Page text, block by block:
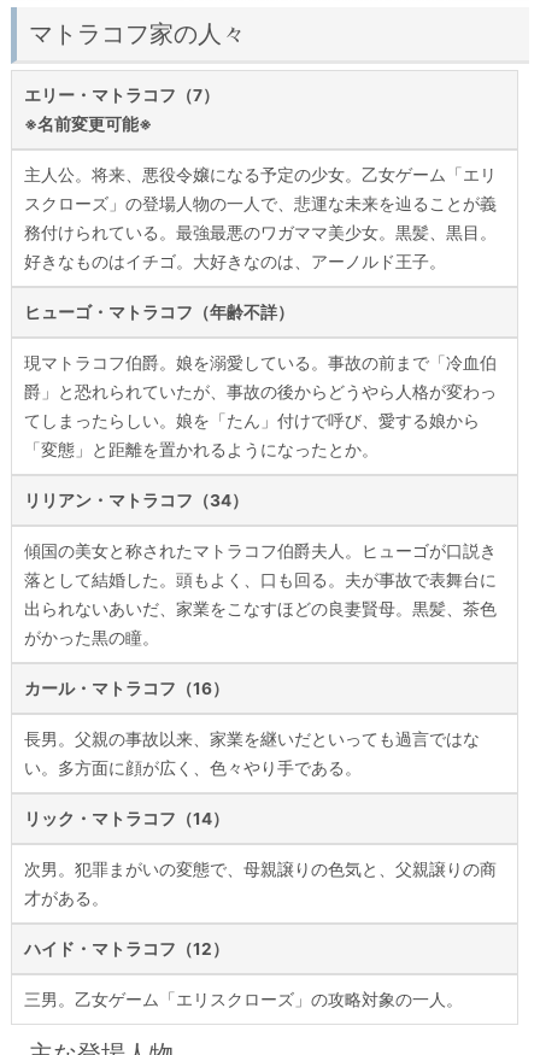
マトラコフ家の人々
エリー・マトラコフ（7）
※名前変更可能※
主人公。将来、悪役令嬢になる予定の少女。乙女ゲーム「エリ
スクローズ」の登場人物の一人で、悲運な未来を辿ることが義
務付けられている。最強最悪のワガママ美少女。黒髪、黒目。
好きなものはイチゴ。大好きなのは、アーノルド王子。
ヒューゴ・マトラコフ（年齢不詳）
現マトラコフ伯爵。娘を溺愛している。事故の前まで「冷血伯
爵」と恐れられていたが、事故の後からどうやら人格が変わっ
てしまったらしい。娘を「たん」付けで呼び、愛する娘から
「変態」と距離を置かれるようになったとか。
リリアン・マトラコフ（34）
傾国の美女と称されたマトラコフ伯爵夫人。ヒューゴが口説き
落として結婚した。頭もよく、口も回る。夫が事故で表舞台に
出られないあいだ、家業をこなすほどの良妻賢母。黒髪、茶色
がかった黒の瞳。
カール・マトラコフ（16）
長男。父親の事故以来、家業を継いだといっても過言ではな
い。多方面に顔が広く、色々やり手である。
リック・マトラコフ（14）
次男。犯罪まがいの変態で、母親譲りの色気と、父親譲りの商
才がある。
ハイド・マトラコフ（12）
三男。乙女ゲーム「エリスクローズ」の攻略対象の一人。